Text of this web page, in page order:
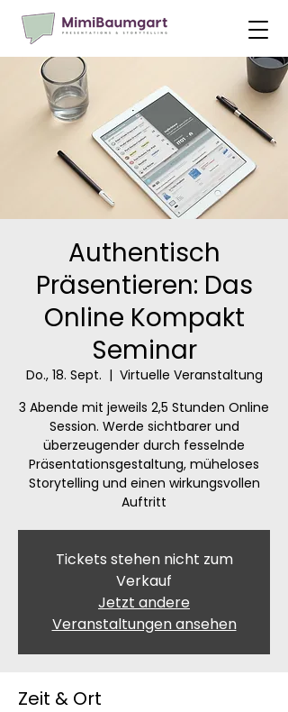
Authentisch
Präsentieren: Das
Online Kompakt
Seminar
Do., 18. Sept.
  |
Virtuelle Veranstaltung
3 Abende mit jeweils 2,5 Stunden Online
Session. Werde sichtbarer und
überzeugender durch fesselnde
Präsentationsgestaltung, müheloses
Storytelling und einen wirkungsvollen
Auftritt
Tickets stehen nicht zum
Verkauf
Jetzt andere
Veranstaltungen ansehen
Zeit & Ort